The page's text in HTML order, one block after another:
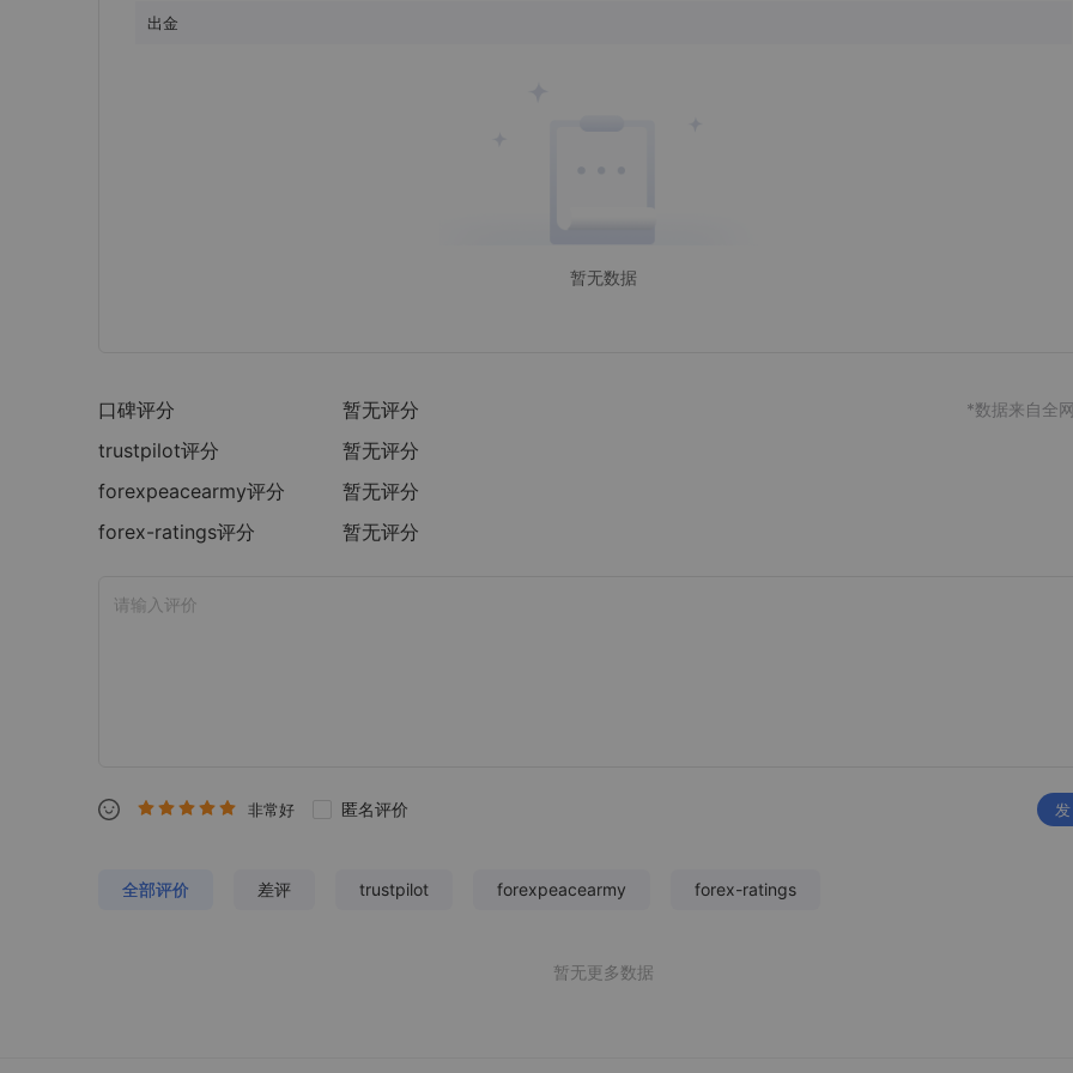
出金
暂无数据
口碑评分 暂无评分 *数据来自全
trustpilot评分
暂无评分
forexpeacearmy评分
暂无评分
forex-ratings评分 暂无评分
非常好 匿名评价
全部评价 差评 trustpilot forexpeacearmy forex-ratings
暂无更多数据